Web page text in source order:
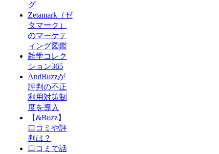
グ
Zetamark（ゼ
タマーク）
のマーケテ
ィング図鑑
雑学コレク
ション365
AndBuzzが
評判の不正
利用対策制
度を導入
【&Buzz】
口コミや評
判は？
口コミで話